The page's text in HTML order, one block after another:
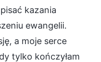
kazania
ewangelii.
a moje serce
tylko kończyłam